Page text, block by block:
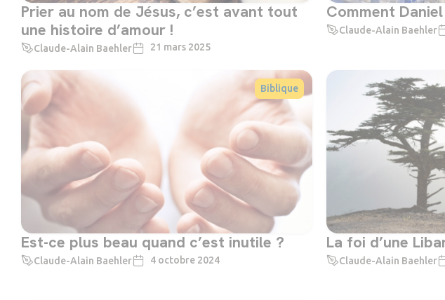
Prier au nom de Jésus, c’est avant tout
une histoire d’amour !
Claude-Alain Baehler 21 mars 2025
Comment
Claude-Alain Baehler
Biblique
Est-ce plus beau quand c’est inutile ?
Claude-Alain Baehler 4 octobre 2024
La foi d’une
Claude-Alain Baehler